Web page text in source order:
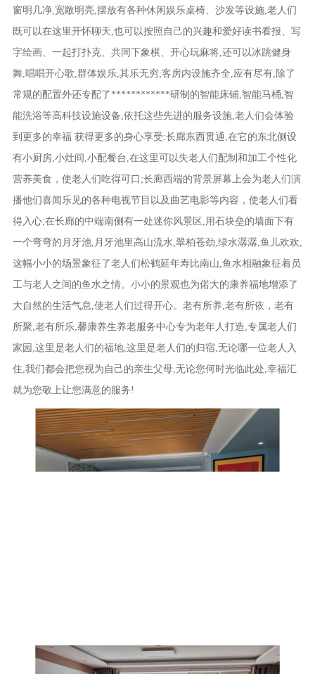
窗明几净,宽敞明亮,摆放有各种休闲娱乐桌椅、沙发等设施,老人们
既可以在这里开怀聊天,也可以按照自己的兴趣和爱好读书看报、写
字绘画、一起打扑克、共同下象棋、开心玩麻将,还可以冰跳健身
舞,唱唱开心歌,群体娱乐,其乐无穷;客房内设施齐全,应有尽有,除了
常规的配置外还专配了************研制的智能床铺,智能马桶,智
能洗浴等高科技设施设备,依托这些先进的服务设施,老人们会体验
到更多的幸福 获得更多的身心享受:长廊东西贯通,在它的东北侧设
有小厨房,小灶间,小配餐台,在这里可以失老人们配制和加工个性化
营养美食，使老人们吃得可口;长廊西端的背景屏幕上会为老人们演
播他们喜闻乐见的各种电视节目以及曲艺电影等内容，使老人们看
得入心;在长廊的中端南侧有一处迷你风景区,用石块垒的墙面下有
一个弯弯的月牙池,月牙池里高山流水,翠柏苍劲,绿水潺潺,鱼儿欢欢,
这幅小小的场景象征了老人们松鹤延年寿比南山,鱼水相融象征着员
工与老人之间的鱼水之情。小小的景观也为偌大的康养福地增添了
大自然的生活气息,使老人们过得开心。老有所养,老有所依，老有
所聚,老有所乐,馨康养生养老服务中心专为老年人打造,专属老人们
家园,这里是老人们的福地,这里是老人们的归宿,无论哪一位老人入
住,我们都会把您视为自己的亲生父母,无论您何时光临此处,幸福汇
就为您敬上让您满意的服务!